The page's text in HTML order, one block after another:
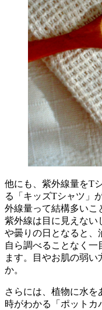
他にも、紫外線量をT
る「キッズTシャツ」
外線量って結構多いこ
紫外線は目に見えない
や曇りの日となると、
自ら調べることなく一
ます。目やお肌の弱い
か。
さらには、植物に水
時がわかる「ポットカ